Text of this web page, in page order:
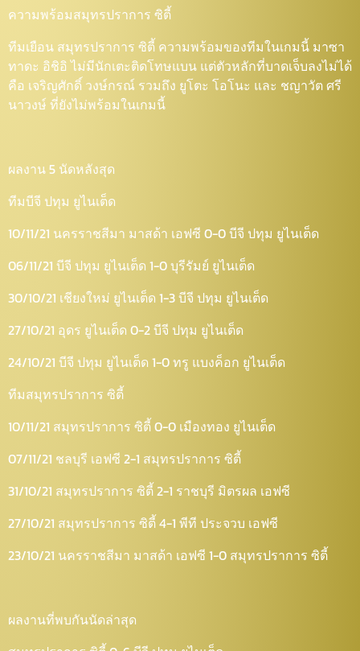
ความพร้อมสมุทรปราการ ซิตี้
ทีมเยือน สมุทรปราการ ซิตี้ ความพร้อมของทีมในเกมนี้ มาซา
ทาดะ อิชิอิ ไม่มีนักเตะติดโทษแบน แต่ตัวหลักที่บาดเจ็บลงไม่ได้
คือ เจริญศักดิ์ วงษ์กรณ์ รวมถึง ยูโตะ โอโนะ และ ชญาวัต ศรี
นาวงษ์ ที่ยังไม่พร้อมในเกมนี้
ผลงาน 5 นัดหลังสุด
ทีมบีจี ปทุม ยูไนเต็ด
10/11/21 นครราชสีมา มาสด้า เอฟซี 0-0 บีจี ปทุม ยูไนเต็ด
06/11/21 บีจี ปทุม ยูไนเต็ด 1-0 บุรีรัมย์ ยูไนเต็ด
30/10/21 เชียงใหม่ ยูไนเต็ด 1-3 บีจี ปทุม ยูไนเต็ด
27/10/21 อุดร ยูไนเต็ด 0-2 บีจี ปทุม ยูไนเต็ด
24/10/21 บีจี ปทุม ยูไนเต็ด 1-0 ทรู แบงค็อก ยูไนเต็ด
ทีมสมุทรปราการ ซิตี้
10/11/21 สมุทรปราการ ซิตี้ 0-0 เมืองทอง ยูไนเต็ด
07/11/21 ชลบุรี เอฟซี 2-1 สมุทรปราการ ซิตี้
31/10/21 สมุทรปราการ ซิตี้ 2-1 ราชบุรี มิตรผล เอฟซี
27/10/21 สมุทรปราการ ซิตี้ 4-1 พีที ประจวบ เอฟซี
23/10/21 นครราชสีมา มาสด้า เอฟซี 1-0 สมุทรปราการ ซิตี้
ผลงานที่พบกันนัดล่าสุด